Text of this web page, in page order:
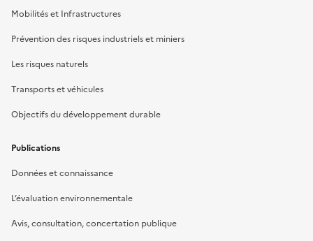
Mobilités et Infrastructures
Prévention des risques industriels et miniers
Les risques naturels
Transports et véhicules
Objectifs du développement durable
Publications
Données et connaissance
L’évaluation environnementale
Avis, consultation, concertation publique